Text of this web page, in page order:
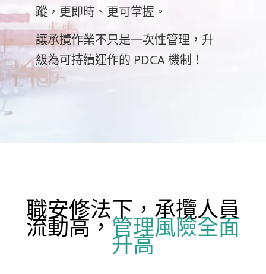
蹤，更即時、更可掌握。
讓承攬作業不只是一次性管理，升
級為可持續運作的 PDCA 機制！
職安修法下，承攬人員
流動高，管理風險全面
升高